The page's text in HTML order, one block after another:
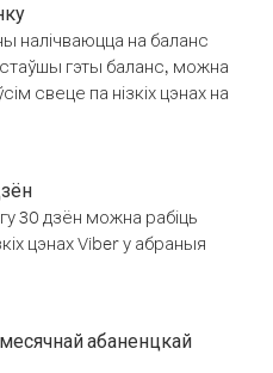
налічваюцца на баланс
гэты баланс, можна
свеце па нізкіх цэнах на
30 дзён можна рабіць
цэнах Viber у абраныя
абаненцкай